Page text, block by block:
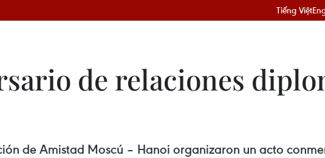
Tiếng Việt
de relaciones
de Amistad Moscú – Hanoi organizaron un acto